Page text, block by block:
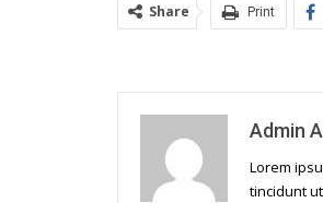
Share Print
Admin
Lorem
tincidunt